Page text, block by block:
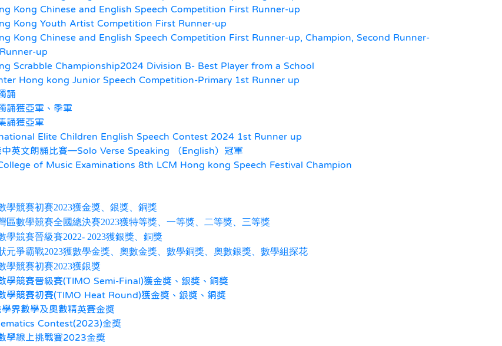
Kong Chinese and English Speech Competition First Runner-up
Kong Youth Artist Competition First Runner-up
Kong Chinese and English Speech Competition First Runner-up, Champion, Second Runner-
up
Scrabble Championship2024 Division B- Best Player from a School
Hong kong Junior Speech Competition-Primary 1st Runner up
誦
誦獲亞軍、季軍
誦獲亞軍
Elite Children English Speech Contest 2024 1st Runner up
英文朗誦比賽—Solo Verse Speaking （English）冠軍
of Music Examinations 8th LCM Hong kong Speech Festival Champion
學競賽初賽2023獲金獎、銀獎、銅獎
區數學競賽全國總決賽2023獲特等獎、一等獎、二等獎、三等獎
學競賽晉級賽2022- 2023獲銀獎、銅獎
元爭霸戰2023獲數學金獎、奧數金獎、數學銅獎、奧數銀獎、數學組探花
學競賽初賽2023獲銀獎
學競賽晉級賽(TIMO Semi-Final)獲金獎、銀獎、銅獎
學競賽初賽(TIMO Heat Round)獲金獎、銀獎、銅獎
界數學及奧數精英賽金獎
Contest(2023)金獎
學線上挑戰賽2023金獎